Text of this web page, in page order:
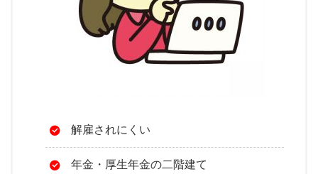
解雇されにくい
年金・厚生年金の二階建て